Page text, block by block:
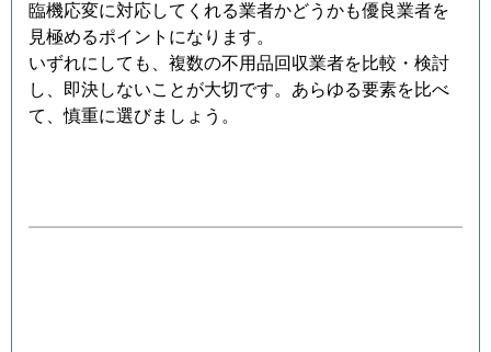
臨機応変に対応してくれる業者かどうかも優良業者を
見極めるポイントになります。
いずれにしても、複数の不用品回収業者を比較・検討
し、即決しないことが大切です。あらゆる要素を比べ
て、慎重に選びましょう。